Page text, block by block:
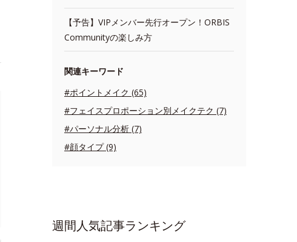
【予告】VIPメンバー先行オープン！ORBIS
Communityの楽しみ方
関連キーワード
#ポイントメイク (65)
#フェイスプロポーション別メイクテク (7)
#パーソナル分析 (7)
#顔タイプ (9)
週間人気記事ランキング